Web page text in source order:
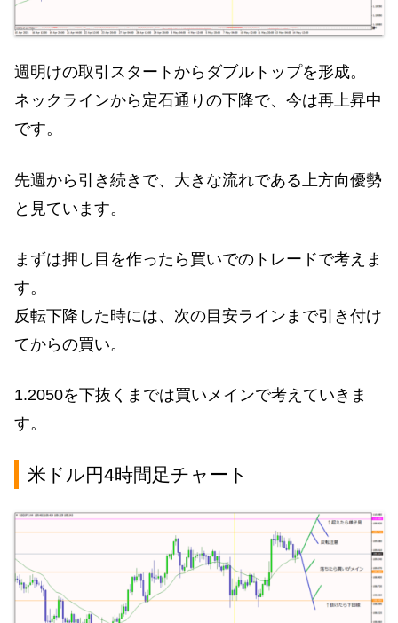
週明けの取引スタートからダブルトップを形成。
ネックラインから定石通りの下降で、今は再上昇中
です。
先週から引き続きで、大きな流れである上方向優勢
と見ています。
まずは押し目を作ったら買いでのトレードで考えま
す。
反転下降した時には、次の目安ラインまで引き付け
てからの買い。
1.2050を下抜くまでは買いメインで考えていきま
す。
米ドル円4時間足チャート